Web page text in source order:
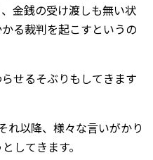
金銭の受け渡しも無い状
る裁判を起こすというの
せるそぶりもしてきます
れ以降、様々な言いがかり
してきます。